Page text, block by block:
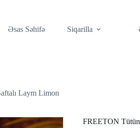
Əsas Səhifə
Siqarilla
Laym Limon
FREETON